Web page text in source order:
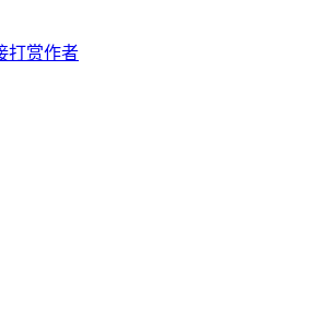
打赏作者